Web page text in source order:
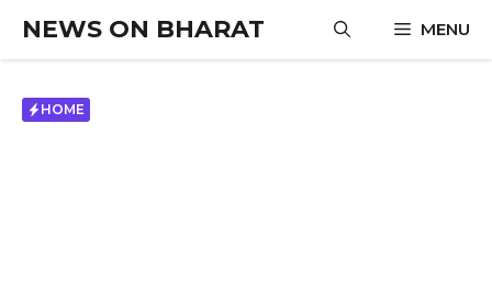
content
NEWS ON BHARAT MENU
HOME